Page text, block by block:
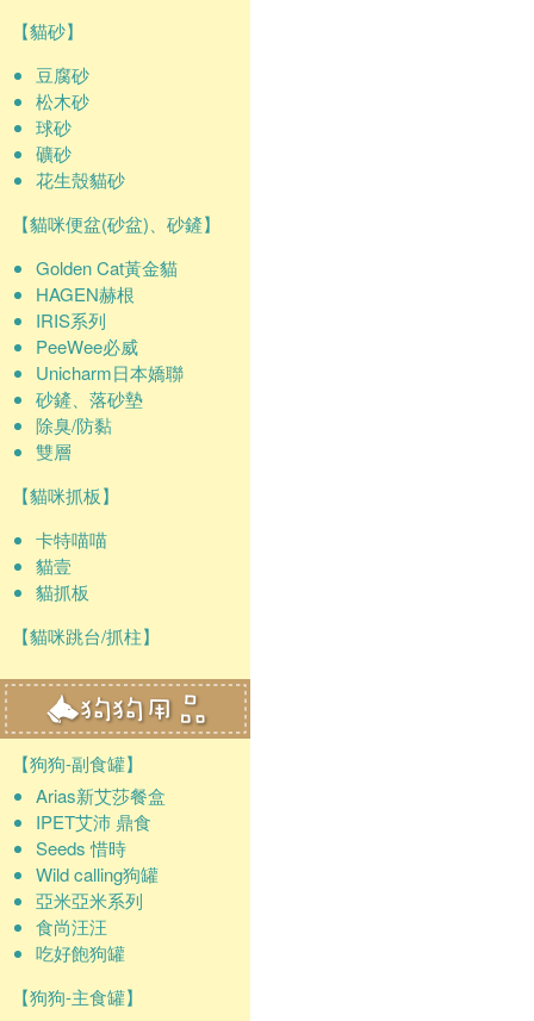
【貓砂】
豆腐砂
松木砂
球砂
礦砂
花生殼貓砂
【貓咪便盆(砂盆)、砂鏟】
Golden Cat黃金貓
HAGEN赫根
IRIS系列
PeeWee必威
Unicharm日本嬌聯
砂鏟、落砂墊
除臭/防黏
雙層
【貓咪抓板】
卡特喵喵
貓壹
貓抓板
【貓咪跳台/抓柱】
【狗狗-副食罐】
Arias新艾莎餐盒
IPET艾沛 鼎食
Seeds 惜時
Wild calling狗罐
亞米亞米系列
食尚汪汪
吃好飽狗罐
【狗狗-主食罐】